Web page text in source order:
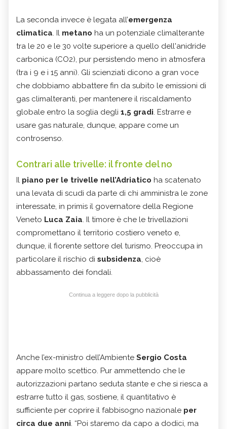
La seconda invece è legata all’emergenza
climatica. Il metano ha un potenziale climalterante
tra le 20 e le 30 volte superiore a quello dell'anidride
carbonica (CO2), pur persistendo meno in atmosfera
(tra i 9 e i 15 anni). Gli scienziati dicono a gran voce
che dobbiamo abbattere fin da subito le emissioni di
gas climalteranti, per mantenere il riscaldamento
globale entro la soglia degli 1,5 gradi. Estrarre e
usare gas naturale, dunque, appare come un
controsenso.
Contrari alle trivelle: il fronte del no
Il piano per le trivelle nell’Adriatico ha scatenato
una levata di scudi da parte di chi amministra le zone
interessate, in primis il governatore della Regione
Veneto Luca Zaia. Il timore è che le trivellazioni
compromettano il territorio costiero veneto e,
dunque, il fiorente settore del turismo. Preoccupa in
particolare il rischio di subsidenza, cioè
abbassamento dei fondali.
Continua a leggere dopo la pubblicità
Anche l’ex-ministro dell’Ambiente Sergio Costa
appare molto scettico. Pur ammettendo che le
autorizzazioni partano seduta stante e che si riesca a
estrarre tutto il gas, sostiene, il quantitativo è
sufficiente per coprire il fabbisogno nazionale per
circa due anni. “Poi staremo da capo a dodici, ma